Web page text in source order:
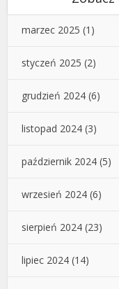
marzec 2025 (1)
styczeń 2025 (2)
grudzień 2024 (6)
listopad 2024 (3)
październik 2024 (5)
wrzesień 2024 (6)
sierpień 2024 (23)
lipiec 2024 (14)